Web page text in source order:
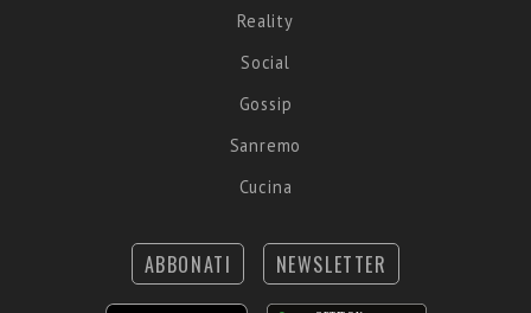
Reality
Social
Gossip
Sanremo
Cucina
ABBONATI NEWSLETTER